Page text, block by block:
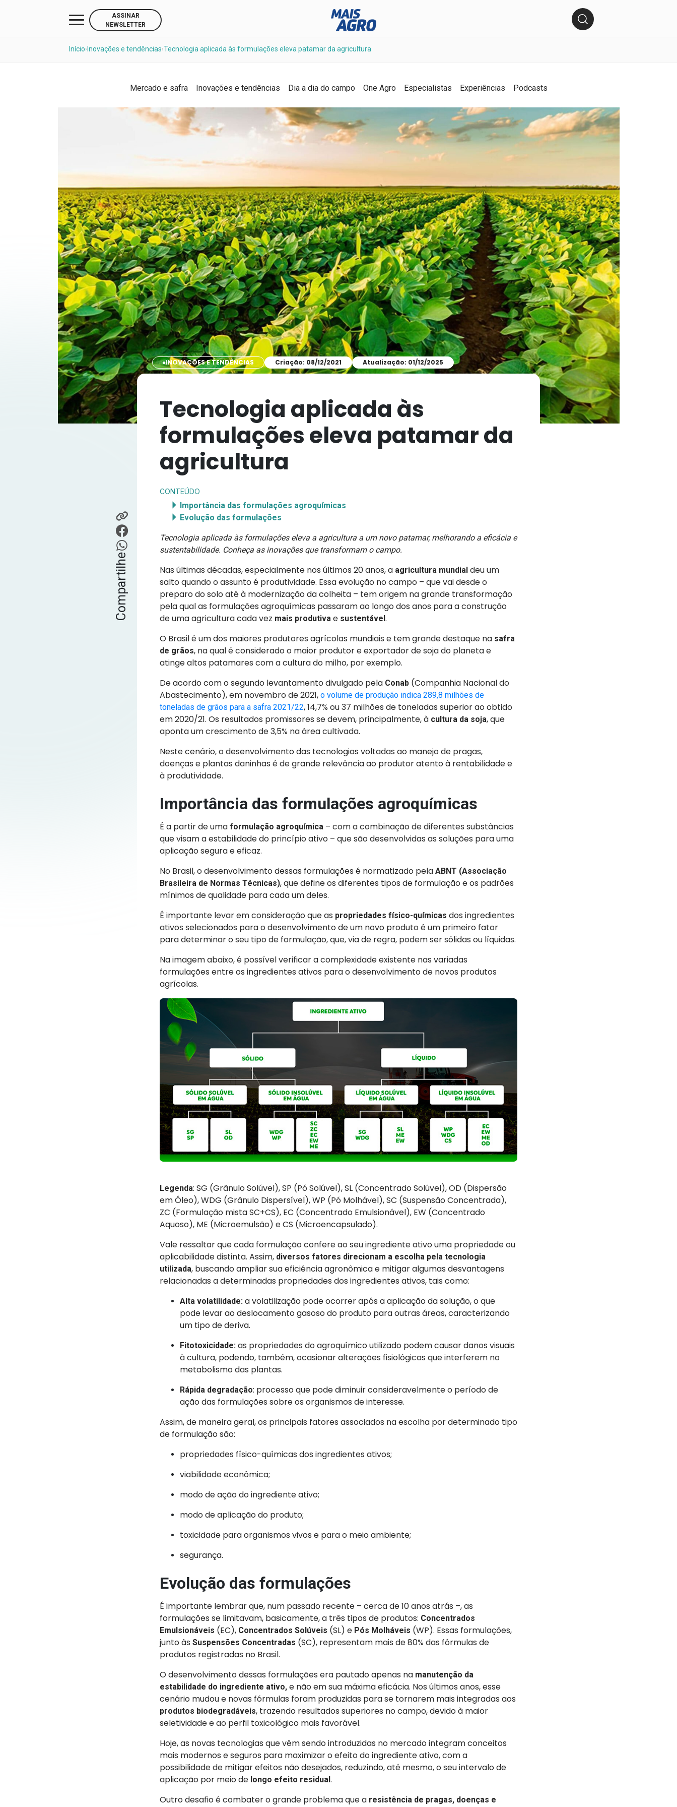
ASSINAR
NEWSLETTER
Início› Inovações e tendências›Tecnologia aplicada às formulações eleva patamar da agricultura
Mercado e safra Inovações e tendências Dia a dia do campo One Agro Especialistas Experiências Podcasts
INOVAÇÕES E TENDÊNCIAS Criação: 08/12/2021 Atualização: 01/12/2025
Compartilhe
Tecnologia aplicada às
formulações eleva patamar da
agricultura
CONTEÚDO
Importância das formulações agroquímicas
Evolução das formulações
Tecnologia aplicada às formulações eleva a agricultura a um novo patamar, melhorando a eficácia e
sustentabilidade. Conheça as inovações que transformam o campo.
Nas últimas décadas, especialmente nos últimos 20 anos, a agricultura mundialdeu um
salto quando o assunto é produtividade. Essa evolução no campo – que vai desde o
preparo do solo até à modernização da colheita – tem origem na grande transformação
pela qual as formulações agroquímicas passaram ao longo dos anos para a construção
de uma agricultura cada vez mais produtivae sustentável.
O Brasil é um dos maiores produtores agrícolas mundiais e tem grande destaque na safra
de grãos, na qual é considerado o maior produtor e exportador de soja do planeta e
atinge altos patamares com a cultura do milho, por exemplo.
De acordo com o segundo levantamento divulgado pela Conab(Companhia Nacional do
Abastecimento), em novembro de 2021, o volume de produção indica 289,8 milhões de
toneladas de grãos para a safra 2021/22, 14,7% ou 37 milhões de toneladas superior ao obtido
em 2020/21. Os resultados promissores se devem, principalmente, à cultura da soja, que
aponta um crescimento de 3,5% na área cultivada.
Neste cenário, o desenvolvimento das tecnologias voltadas ao manejo de pragas,
doenças e plantas daninhas é de grande relevância ao produtor atento à rentabilidade e
à produtividade.
Importância das formulações agroquímicas
É a partir de uma formulação agroquímica– com a combinação de diferentes substâncias
que visam a estabilidade do princípio ativo – que são desenvolvidas as soluções para uma
aplicação segura e eficaz.
No Brasil, o desenvolvimento dessas formulações é normatizado pela ABNT (Associação
Brasileira de Normas Técnicas), que define os diferentes tipos de formulação e os padrões
mínimos de qualidade para cada um deles.
É importante levar em consideração que as propriedades físico-químicas dos ingredientes
ativos selecionados para o desenvolvimento de um novo produto é um primeiro fator
para determinar o seu tipo de formulação, que, via de regra, podem ser sólidas ou líquidas.
Na imagem abaixo, é possível verificar a complexidade existente nas variadas
formulações entre os ingredientes ativos para o desenvolvimento de novos produtos
agrícolas.
Legenda: SG (Grânulo Solúvel), SP (Pó Solúvel), SL (Concentrado Solúvel), OD (Dispersão
em Óleo), WDG (Grânulo Dispersível), WP (Pó Molhável), SC (Suspensão Concentrada),
ZC (Formulação mista SC+CS), EC (Concentrado Emulsionável), EW (Concentrado
Aquoso), ME (Microemulsão) e CS (Microencapsulado).
Vale ressaltar que cada formulação confere ao seu ingrediente ativo uma propriedade ou
aplicabilidade distinta. Assim, diversos fatores direcionam a escolha pela tecnologia
utilizada, buscando ampliar sua eficiência agronômica e mitigar algumas desvantagens
relacionadas a determinadas propriedades dos ingredientes ativos, tais como:
Alta volatilidade:a volatilização pode ocorrer após a aplicação da solução, o que
pode levar ao deslocamento gasoso do produto para outras áreas, caracterizando
um tipo de deriva.
Fitotoxicidade: as propriedades do agroquímico utilizado podem causar danos visuais
à cultura, podendo, também, ocasionar alterações fisiológicas que interferem no
metabolismo das plantas.
Rápida degradação: processo que pode diminuir consideravelmente o período de
ação das formulações sobre os organismos de interesse.
Assim, de maneira geral, os principais fatores associados na escolha por determinado tipo
de formulação são:
propriedades físico-químicas dos ingredientes ativos;
viabilidade econômica;
modo de ação do ingrediente ativo;
modo de aplicação do produto;
toxicidade para organismos vivos e para o meio ambiente;
segurança.
Evolução das formulações
É importante lembrar que, num passado recente – cerca de 10 anos atrás –, as
formulações se limitavam, basicamente, a três tipos de produtos: Concentrados
Emulsionáveis (EC), Concentrados Solúveis (SL) e Pós Molháveis (WP). Essas formulações,
junto às Suspensões Concentradas (SC), representam mais de 80% das fórmulas de
produtos registradas no Brasil.
O desenvolvimento dessas formulações era pautado apenas na manutenção da
estabilidade do ingrediente ativo,e não em sua máxima eficácia. Nos últimos anos, esse
cenário mudou e novas fórmulas foram produzidas para se tornarem mais integradas aos
produtos biodegradáveis, trazendo resultados superiores no campo, devido à maior
seletividade e ao perfil toxicológico mais favorável.
Hoje, as novas tecnologias que vêm sendo introduzidas no mercado integram conceitos
mais modernos e seguros para maximizar o efeito do ingrediente ativo, com a
possibilidade de mitigar efeitos não desejados, reduzindo, até mesmo, o seu intervalo de
aplicação por meio de longo efeito residual.
Outro desafio é combater o grande problema que a resistência de pragas, doenças e